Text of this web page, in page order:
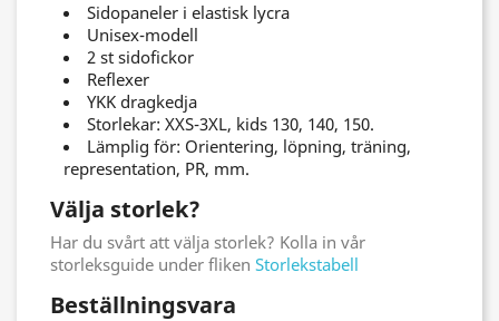
Sidopaneler i elastisk lycra
Unisex-modell
2 st sidofickor
Reflexer
YKK dragkedja
Storlekar: XXS-3XL, kids 130, 140, 150.
Lämplig för: Orientering, löpning, träning,
representation, PR, mm.
Välja storlek?
Har du svårt att välja storlek? Kolla in vår
storleksguide under fliken Storlekstabell
Beställningsvara